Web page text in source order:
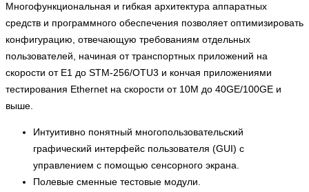
Многофункциональная и гибкая архитектура аппаратных
средств и программного обеспечения позволяет оптимизировать
конфигурацию, отвечающую требованиям отдельных
пользователей, начиная от транспортных приложений на
скорости от E1 до STM-256/OTU3 и кончая приложениями
тестирования Ethernet на скорости от 10M до 40GE/100GE и
выше.
Интуитивно понятный многопользовательский
графический интерфейс пользователя (GUI) с
управлением с помощью сенсорного экрана.
Полевые сменные тестовые модули.